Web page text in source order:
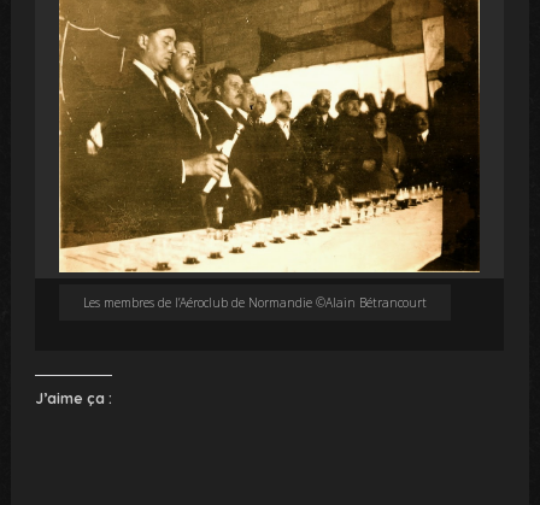
Les membres de l’Aéroclub de Normandie ©Alain Bétrancourt
J’aime ça :